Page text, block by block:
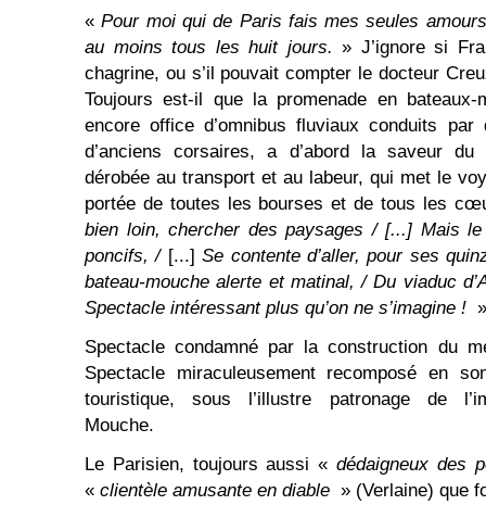
«Pour moi qui de Paris fais mes seules
au moins tous les huit jours. » J’ignore si
chagrine, ou s’il pouvait compter le docteur
Toujours est-il que la promenade en bateaux-
encore office d’omnibus fluviaux conduits
d’anciens corsaires, a d’abord la saveur du
dérobée au transport et au labeur, qui met le
portée de toutes les bourses et de tous les
bien loin, chercher des paysages / [...] Mais le
poncifs, /[...]Se contente d’aller, pour ses
bateau-mouche alerte et matinal, / Du viaduc
Spectacle intéressant plus qu’on ne s’imagine ! »
Spectacle condamné par la construction du
Spectacle miraculeusement recomposé en
touristique, sous l’illustre patronage de
Mouche.
Le Parisien, toujours aussi «dédaigneux des
« clientèle amusante en diable » (Verlaine) que